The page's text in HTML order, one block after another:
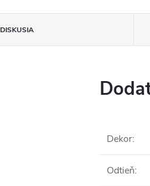
DISKUSIA
Dekor:
Odtieň: